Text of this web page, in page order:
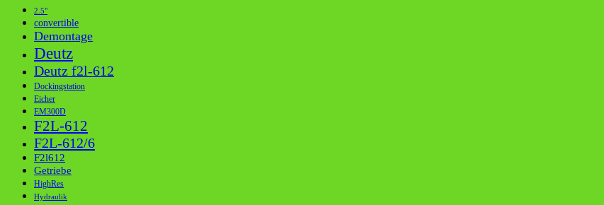
2.5"
convertible
Demontage
Deutz
Deutz f2l-612
Dockingstation
Eicher
EM300D
F2L-612
F2L-612/6
F2l612
Getriebe
HighRes
Hydraulik